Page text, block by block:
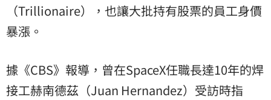
（Trillionaire），也讓大批持有股票的員工身價
暴漲。
據《CBS》報導，曾在SpaceX任職長達10年的焊
接工赫南德茲（Juan Hernandez）受訪時指